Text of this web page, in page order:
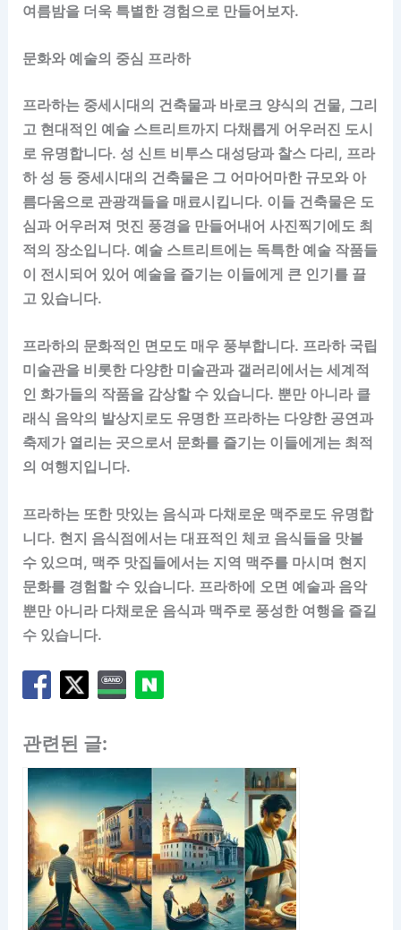
여름밤을 더욱 특별한 경험으로 만들어보자.
문화와 예술의 중심 프라하
프라하는 중세시대의 건축물과 바로크 양식의 건물, 그리
고 현대적인 예술 스트리트까지 다채롭게 어우러진 도시
로 유명합니다. 성 신트 비투스 대성당과 찰스 다리, 프라
하 성 등 중세시대의 건축물은 그 어마어마한 규모와 아
름다움으로 관광객들을 매료시킵니다. 이들 건축물은 도
심과 어우러져 멋진 풍경을 만들어내어 사진찍기에도 최
적의 장소입니다. 예술 스트리트에는 독특한 예술 작품들
이 전시되어 있어 예술을 즐기는 이들에게 큰 인기를 끌
고 있습니다.
프라하의 문화적인 면모도 매우 풍부합니다. 프라하 국립
미술관을 비롯한 다양한 미술관과 갤러리에서는 세계적
인 화가들의 작품을 감상할 수 있습니다. 뿐만 아니라 클
래식 음악의 발상지로도 유명한 프라하는 다양한 공연과
축제가 열리는 곳으로서 문화를 즐기는 이들에게는 최적
의 여행지입니다.
프라하는 또한 맛있는 음식과 다채로운 맥주로도 유명합
니다. 현지 음식점에서는 대표적인 체코 음식들을 맛볼
수 있으며, 맥주 맛집들에서는 지역 맥주를 마시며 현지
문화를 경험할 수 있습니다. 프라하에 오면 예술과 음악
뿐만 아니라 다채로운 음식과 맥주로 풍성한 여행을 즐길
수 있습니다.
관련된 글: